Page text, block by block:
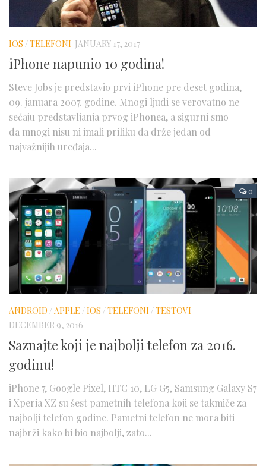
IOS /TELEFONI JANUARY 17, 2017
iPhone napunio 10 godina!
Steve Jobs je predstavio prvi iPhone pre deset godina,
09. januara 2007. godine. Mnogi ljudi se verovatno ne
sećaju predstavljanja prvog iPhonea, a sigurni smo
da mnogi nisu ni imali priliku da drže jedan od
najvažnijih uređaja...
0
ANDROID /APPLE /IOS /TELEFONI /TESTOVI
DECEMBER 9, 2016
Saznajte koji je najbolji telefon za 2016.
godinu!
iPhone 7, Google Pixel, HTC 10, LG G5, Samsung Galaxy S7
i Xperia XZ su šest pametnih telefona koji se takmiče za
najbolji telefon godine. Pametni telefon ne mora biti
najbrži kako bi bio najbolji, zato...